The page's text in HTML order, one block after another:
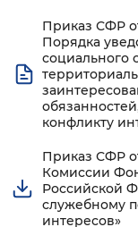
Приказ СФР
Порядка
социального
конфликту
Приказ СФР
Комиссии
Российской
служебному
интересов»